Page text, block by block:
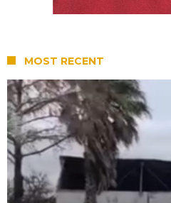
MOST RECENT